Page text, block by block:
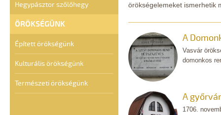
Hegypásztor szőlőhegy
ÖRÖKSÉGÜNK
Épített örökségünk
Kulturális örökségünk
Természeti örökségünk
örökségelemeket ismerhetik
A
Vasvár
domonkos
A
1706.